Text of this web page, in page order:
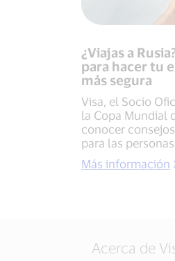
¿Viajas a
para hacer tu
más segura
Visa, el Socio
la Copa Mundial
conocer
para las
Más información
Acerca de